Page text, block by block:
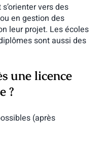
vers des
en gestion des
leur projet. Les écoles
sont aussi des
une licence
?
(après